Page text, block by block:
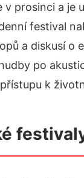
prosinci a je
festival
a diskusí o
po
k